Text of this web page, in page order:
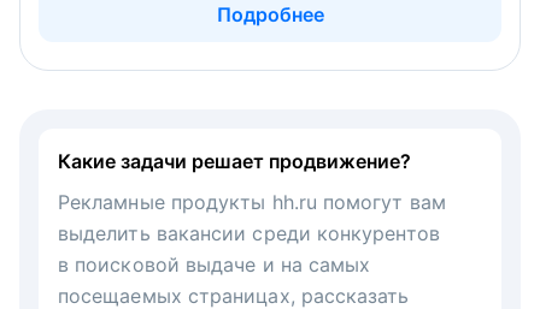
Подробнее
Какие задачи решает продвижение?
Рекламные продукты hh.ru помогут вам
выделить вакансии среди конкурентов
в поисковой выдаче и на самых
посещаемых страницах, рассказать